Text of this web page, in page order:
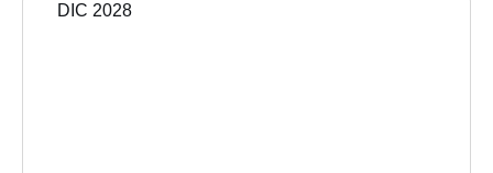
DIC 2028